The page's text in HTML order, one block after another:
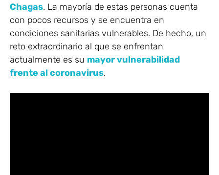
Chagas. La mayoría de estas personas cuenta
con pocos recursos y se encuentra en
condiciones sanitarias vulnerables. De hecho, un
reto extraordinario al que se enfrentan
actualmente es su mayor vulnerabilidad
frente al coronavirus.